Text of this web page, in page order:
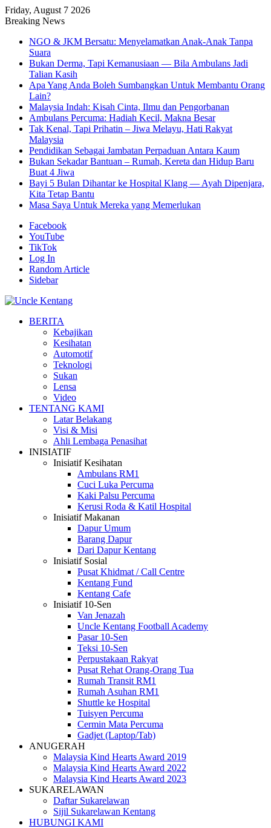
Friday, August 7 2026
Breaking News
NGO & JKM Bersatu: Menyelamatkan Anak-Anak Tanpa
Suara
Bukan Derma, Tapi Kemanusiaan — Bila Ambulans Jadi
Talian Kasih
Apa Yang Anda Boleh Sumbangkan Untuk Membantu Orang
Lain?
Malaysia Indah: Kisah Cinta, Ilmu dan Pengorbanan
Ambulans Percuma: Hadiah Kecil, Makna Besar
Tak Kenal, Tapi Prihatin – Jiwa Melayu, Hati Rakyat
Malaysia
Pendidikan Sebagai Jambatan Perpaduan Antara Kaum
Bukan Sekadar Bantuan – Rumah, Kereta dan Hidup Baru
Buat 4 Jiwa
Bayi 5 Bulan Dihantar ke Hospital Klang — Ayah Dipenjara,
Kita Tetap Bantu
Masa Saya Untuk Mereka yang Memerlukan
Facebook
YouTube
TikTok
Log In
Random Article
Sidebar
BERITA
Kebajikan
Kesihatan
Automotif
Teknologi
Sukan
Lensa
Video
TENTANG KAMI
Latar Belakang
Visi & Misi
Ahli Lembaga Penasihat
INISIATIF
Inisiatif Kesihatan
Ambulans RM1
Cuci Luka Percuma
Kaki Palsu Percuma
Kerusi Roda & Katil Hospital
Inisiatif Makanan
Dapur Umum
Barang Dapur
Dari Dapur Kentang
Inisiatif Sosial
Pusat Khidmat / Call Centre
Kentang Fund
Kentang Cafe
Inisiatif 10-Sen
Van Jenazah
Uncle Kentang Football Academy
Pasar 10-Sen
Teksi 10-Sen
Perpustakaan Rakyat
Pusat Rehat Orang-Orang Tua
Rumah Transit RM1
Rumah Asuhan RM1
Shuttle ke Hospital
Tuisyen Percuma
Cermin Mata Percuma
Gadjet (Laptop/Tab)
ANUGERAH
Malaysia Kind Hearts Award 2019
Malaysia Kind Hearts Award 2022
Malaysia Kind Hearts Award 2023
SUKARELAWAN
Daftar Sukarelawan
Sijil Sukarelawan Kentang
HUBUNGI KAMI